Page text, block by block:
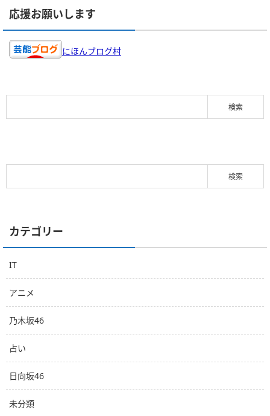
応援お願いします
にほんブログ村
カテゴリー
IT
アニメ
乃木坂46
占い
日向坂46
未分類